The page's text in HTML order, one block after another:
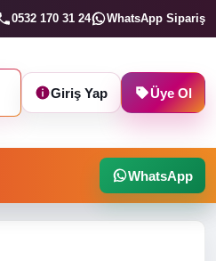
0532 170 31 24 WhatsApp Sipariş
Giriş Yap Üye Ol
WhatsApp